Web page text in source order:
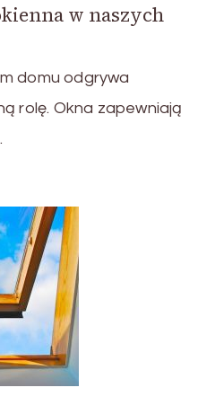
w naszych
domu odgrywa
rolę. Okna zapewniają